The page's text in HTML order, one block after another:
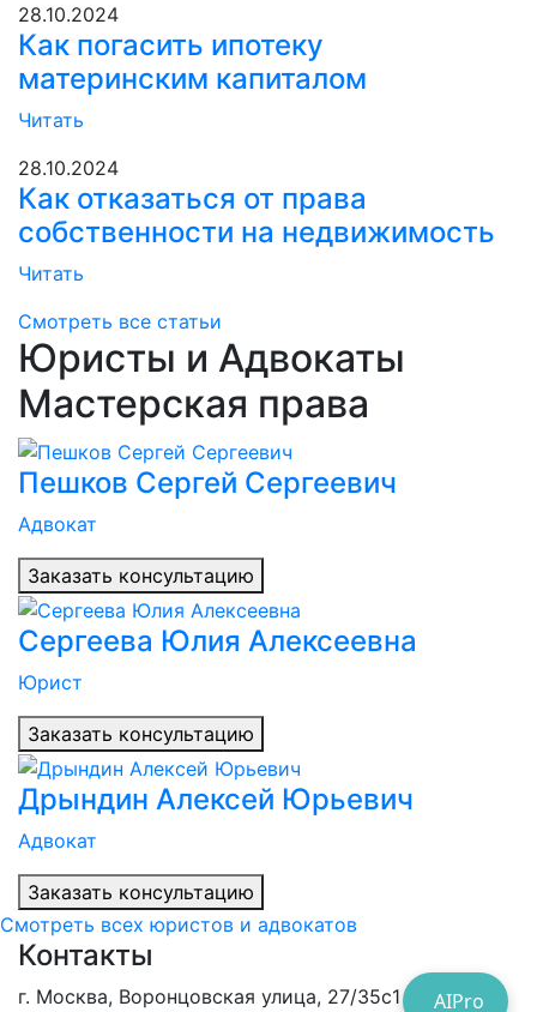
28.10.2024
Как погасить ипотеку
материнским капиталом
Читать
28.10.2024
Как отказаться от права
собственности на недвижимость
Читать
Смотреть все статьи
Юристы и Адвокаты
Мастерская права
Пешков Сергей Сергеевич
Адвокат
Заказать консультацию
Сергеева Юлия Алексеевна
Юрист
Заказать консультацию
Дрындин Алексей Юрьевич
Адвокат
Заказать консультацию
Смотреть всех юристов и адвокатов
Контакты
г. Москва, Воронцовская улица, 27/35с1 AIPro